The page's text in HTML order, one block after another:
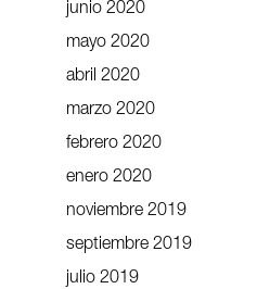
junio 2020
mayo 2020
abril 2020
marzo 2020
febrero 2020
enero 2020
noviembre 2019
septiembre 2019
julio 2019